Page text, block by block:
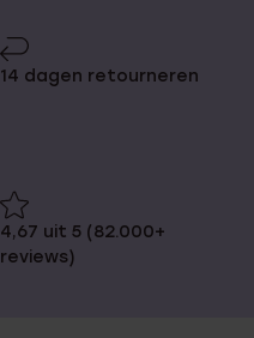
14 dagen retourneren
4,67 uit 5 (82.000+
reviews)